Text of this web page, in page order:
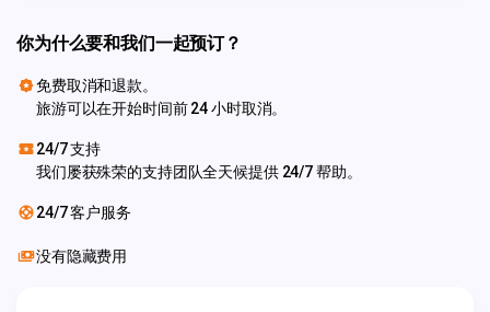
你为什么要和我们一起预订？
免费取消和退款。
旅游可以在开始时间前 24 小时取消。
24/7 支持
我们屡获殊荣的支持团队全天候提供 24/7 帮助。
24/7 客户服务
没有隐藏费用